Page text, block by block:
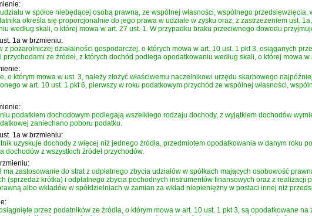
w spółce niebędącej osobą prawną, ze wspólnej własności, wspólnego
określa się proporcjonalnie do jego prawa w udziale w zysku oraz, z zastrzeżeniem ust.
według skali, o której mowa w art. 27 ust. 1. W przypadku braku przeciwnego dowodu
1a w brzmieniu:
z pozarolniczej działalności gospodarczej, o których mowa w art. 10 ust. 1 pkt 3, osiąganych
przychodami ze źródeł, z których dochód podlega opodatkowaniu według skali, o której mowa w
o którym mowa w ust. 3, należy złożyć właściwemu naczelnikowi urzędu skarbowego
w art. 10 ust. 1 pkt 6, pierwszy w roku podatkowym przychód ze wspólnej własności,
podatkiem dochodowym podlegają wszelkiego rodzaju dochody, z wyjątkiem dochodów
zaniechano poboru podatku.
1a w brzmieniu:
uzyskuje dochody z więcej niż jednego źródła, przedmiotem opodatkowania w danym roku
dochodów z wszystkich źródeł przychodów.
ma zastosowanie do strat z odpłatnego zbycia udziałów w spółkach mających osobowość
(sprzedaż krótka) i odpłatnego zbycia pochodnych instrumentów finansowych oraz z realizacji
albo wkładów w spółdzielniach w zamian za wkład niepieniężny w postaci innej niż
przez podatników ze źródła, o którym mowa w art. 10 ust. 1 pkt 3, są opodatkowane